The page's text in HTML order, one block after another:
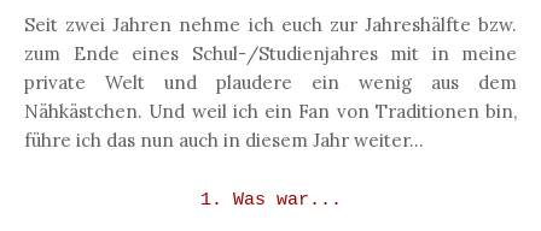
Seit zwei Jahren nehme ich euch zur Jahreshälfte bzw.
zum Ende eines Schul-/Studienjahres mit in meine
private Welt und plaudere ein wenig aus dem
Nähkästchen. Und weil ich ein Fan von Traditionen bin,
führe ich das nun auch in diesem Jahr weiter...
1. Was war...